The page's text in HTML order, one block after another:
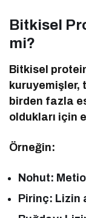
Bitkisel
mi?
Bitkisel
kuruyemişler,
birden fazla
oldukları için
Örneğin:
Nohut:
Pirinç: Lizin